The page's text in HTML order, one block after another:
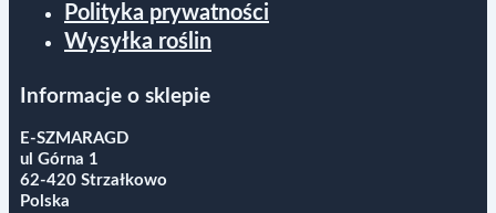
Polityka prywatności
Wysyłka roślin
Informacje o sklepie
E-SZMARAGD
ul Górna 1
62-420 Strzałkowo
Polska